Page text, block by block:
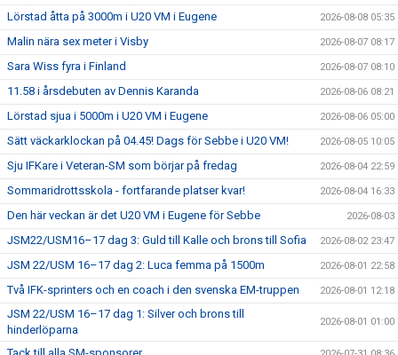
Lörstad åtta på 3000m i U20 VM i Eugene 2026-08-08 05:35
Malin nära sex meter i Visby 2026-08-07 08:17
Sara Wiss fyra i Finland 2026-08-07 08:10
11.58 i årsdebuten av Dennis Karanda 2026-08-06 08:21
Lörstad sjua i 5000m i U20 VM i Eugene 2026-08-06 05:00
Sätt väckarklockan på 04.45! Dags för Sebbe i U20 VM! 2026-08-05 10:05
Sju IFKare i Veteran-SM som börjar på fredag 2026-08-04 22:59
Sommaridrottsskola - fortfarande platser kvar! 2026-08-04 16:33
Den här veckan är det U20 VM i Eugene för Sebbe 2026-08-03
JSM22/USM16–17 dag 3: Guld till Kalle och brons till Sofia 2026-08-02 23:47
JSM 22/USM 16–17 dag 2: Luca femma på 1500m 2026-08-01 22:58
Två IFK-sprinters och en coach i den svenska EM-truppen 2026-08-01 12:18
JSM 22/USM 16–17 dag 1: Silver och brons till
hinderlöparna
2026-08-01 01:00